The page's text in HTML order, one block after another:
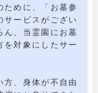
ために、「お墓参
サービスがござい
ん、当霊園にお墓
を対象にしたサー
方、身体が不自由